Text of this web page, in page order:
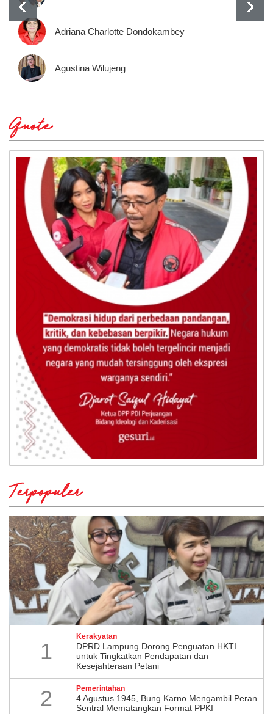
Adriana Charlotte Dondokambey
Agustina Wilujeng
Quote
Terpopuler
1
Kerakyatan
DPRD Lampung Dorong Penguatan HKTI
untuk Tingkatkan Pendapatan dan
Kesejahteraan Petani
2 Pemerintahan
4 Agustus 1945, Bung Karno Mengambil Peran
Sentral Mematangkan Format PPKI